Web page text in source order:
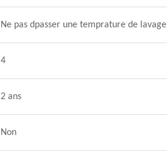
Ne pas dpasser une temprature de
4
2 ans
Non